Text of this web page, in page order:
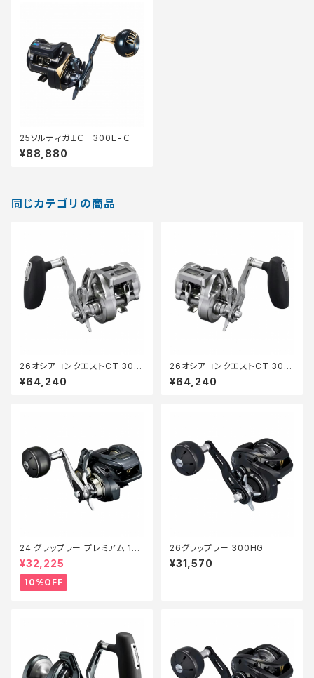
25ソルティガＩＣ 300Ｌ−Ｃ
¥88,880
同じカテゴリの商品
26オシアコンクエストCT 300
XG
¥64,240
26オシアコンクエストCT 301X
G
¥64,240
24 グラップラー プレミアム 150
XG 新製品2024【継続セール_
リール】【10】
¥32,225
10%OFF
26グラップラー 300HG
¥31,570